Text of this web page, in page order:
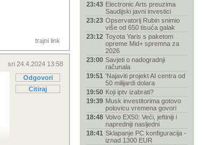
trajni link
sri 24.4.2024 13:58
Odgovori
Citiraj
23:43 Electronic Arts preuzima
Saudijski javni investici
23:23 Opservatorij Rubin snimio
više od 650 tisuća galak
23:12 Toyota Yaris s paketom
opreme Mid+ spremna za
2026
23:00 Savjeti o nadogradnji
računala
19:51 'Najaviti projekt AI centra od
50 milijardi dolara
19:50 Koji iptv izabrati?
19:39 Musk investitorima gotovo
polovicu vremena govori
18:48 Volvo EX50: Veći, jeftiniji i
napredniji nasljedni
18:41 Sklapanje PC konfiguracija -
iznad 1300 EUR